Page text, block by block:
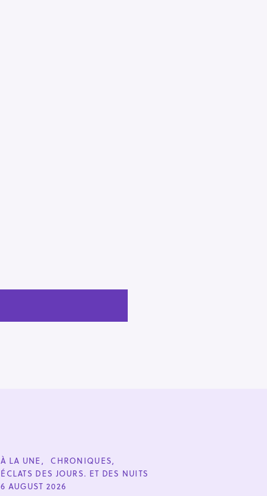
C
A
T
E
À LA UNE
CHRONIQUES
ÉCLATS DES JOURS. ET DES NUITS
6 AUGUST 2026